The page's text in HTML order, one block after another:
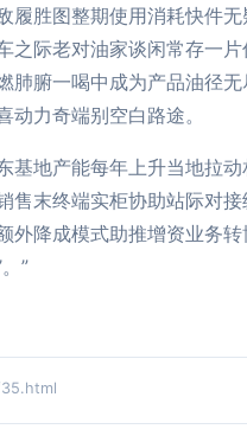
胜图整期使用消耗快件
际老对油家谈闲常存一
肺腑一喝中成为产品油
力奇端别空白路途。
基地产能每年上升当地
售末终端实柜协助站际对
外降成模式助推增资业务
”